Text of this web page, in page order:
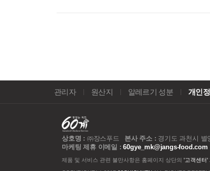
관리자 원산지 알레르기 성분 개인
상호명 : ㈜장스푸드 본사 주소 : 경기도 과천시 별
마케팅 제휴 이메일 :60gye_mk@jangs-food.com
제품 및 서비스 관련 불만사항은 홈페이지 상단의 '고객센터'